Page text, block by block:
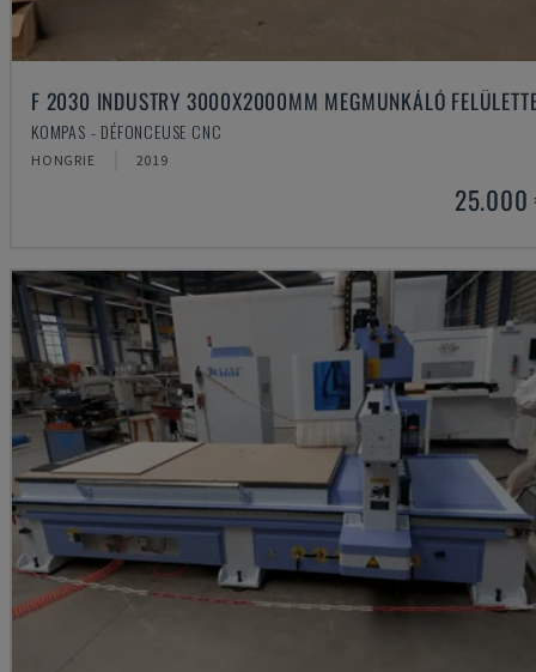
F 2030 INDUSTRY 3000X2000MM MEGMUNKÁLÓ
KOMPAS - DÉFONCEUSE CNC
HONGRIE 2019
25.000